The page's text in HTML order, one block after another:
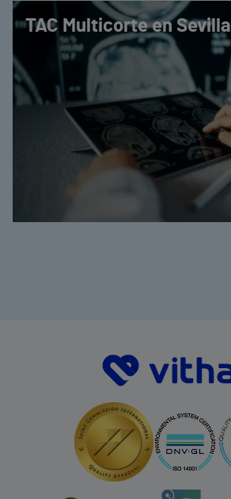
TAC Multicorte en Sevilla